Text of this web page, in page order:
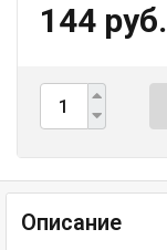
144 руб.
Описание